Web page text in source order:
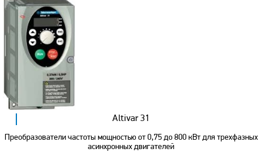
Altivar 31
Преобразователи частоты мощностью от 0,75 до 800 кВт для трехфазных
асинхронных двигателей